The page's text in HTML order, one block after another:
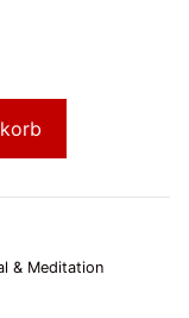
& Meditation